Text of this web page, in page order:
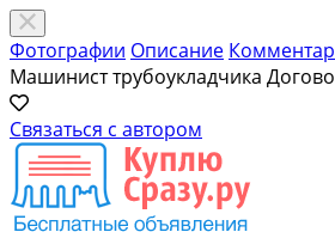
Фотографии Описание
Машинист трубоукладчика
Связаться с автором